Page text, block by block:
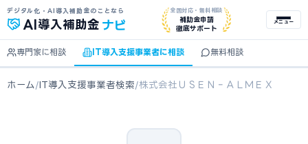
デジタル化・AI導入補助金のことなら
AI 導入補助金 ナビ
全国対応・無料相談
補助金申請
徹底サポート
メニュー
専門家に相談 IT導入支援事業者に相談 無料相談
ホーム /IT導入支援事業者検索/株式会社ＵＳＥＮ‐ＡＬＭＥＸ